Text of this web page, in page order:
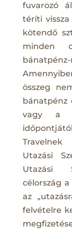
fuvarozó
téríti
kötendő
minden
összeg
bánatpénz
vagy a
Utazási
Utazási
célország
az
felvételre